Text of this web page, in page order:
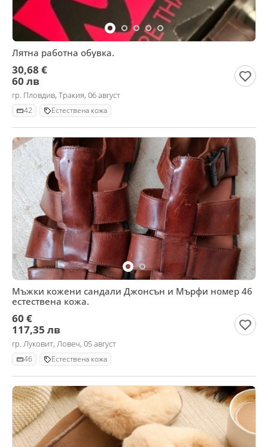
Лятна работна обувка.
30,68 €
60 лв
гр. Пловдив, Тракия, 06 август
42 Естествена кожа
Мъжки кожени сандали Джонсън и Мърфи номер 46
естествена кожа.
60 €
117,35 лв
гр. Луковит, Ловеч, 05 август
46 Естествена кожа